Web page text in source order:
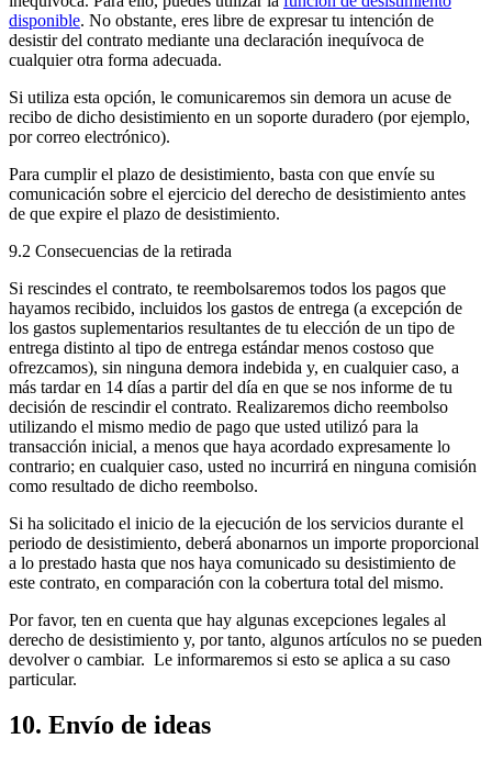
disponible. No obstante, eres libre de expresar tu intención de
desistir del contrato mediante una declaración inequívoca de
cualquier otra forma adecuada.
Si utiliza esta opción, le comunicaremos sin demora un acuse de
recibo de dicho desistimiento en un soporte duradero (por ejemplo,
por correo electrónico).
Para cumplir el plazo de desistimiento, basta con que envíe su
comunicación sobre el ejercicio del derecho de desistimiento antes
de que expire el plazo de desistimiento.
9.2 Consecuencias de la retirada
Si rescindes el contrato, te reembolsaremos todos los pagos que
hayamos recibido, incluidos los gastos de entrega (a excepción de
los gastos suplementarios resultantes de tu elección de un tipo de
entrega distinto al tipo de entrega estándar menos costoso que
ofrezcamos), sin ninguna demora indebida y, en cualquier caso, a
más tardar en 14 días a partir del día en que se nos informe de tu
decisión de rescindir el contrato. Realizaremos dicho reembolso
utilizando el mismo medio de pago que usted utilizó para la
transacción inicial, a menos que haya acordado expresamente lo
contrario; en cualquier caso, usted no incurrirá en ninguna comisión
como resultado de dicho reembolso.
Si ha solicitado el inicio de la ejecución de los servicios durante el
periodo de desistimiento, deberá abonarnos un importe proporcional
a lo prestado hasta que nos haya comunicado su desistimiento de
este contrato, en comparación con la cobertura total del mismo.
Por favor, ten en cuenta que hay algunas excepciones legales al
derecho de desistimiento y, por tanto, algunos artículos no se pueden
devolver o cambiar. Le informaremos si esto se aplica a su caso
particular.
10. Envío de ideas